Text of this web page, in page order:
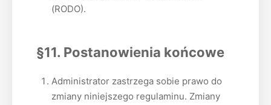
(RODO).
§11. Postanowienia końcowe
Administrator zastrzega sobie prawo do
zmiany niniejszego regulaminu. Zmiany